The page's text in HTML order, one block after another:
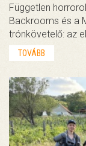
Független
Backrooms és a
trónkövetelő: az
TOVÁBB